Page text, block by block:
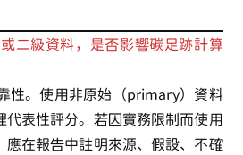
二級資料，是否影響碳足跡計算
性。使用非原始（primary）資料
代表性評分。若因實務限制而使用
應在報告中註明來源、假設、不確